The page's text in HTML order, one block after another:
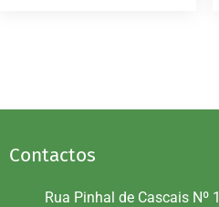
Contactos
Rua Pinhal de Cascais Nº 1